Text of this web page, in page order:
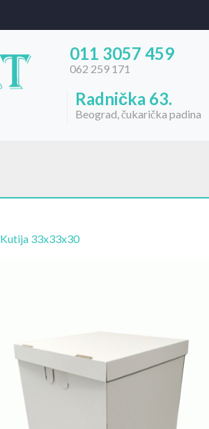
011 3057 459
062 259 171
Radnička 63.
Beograd, čukarička padina
Kutija 33x33x30